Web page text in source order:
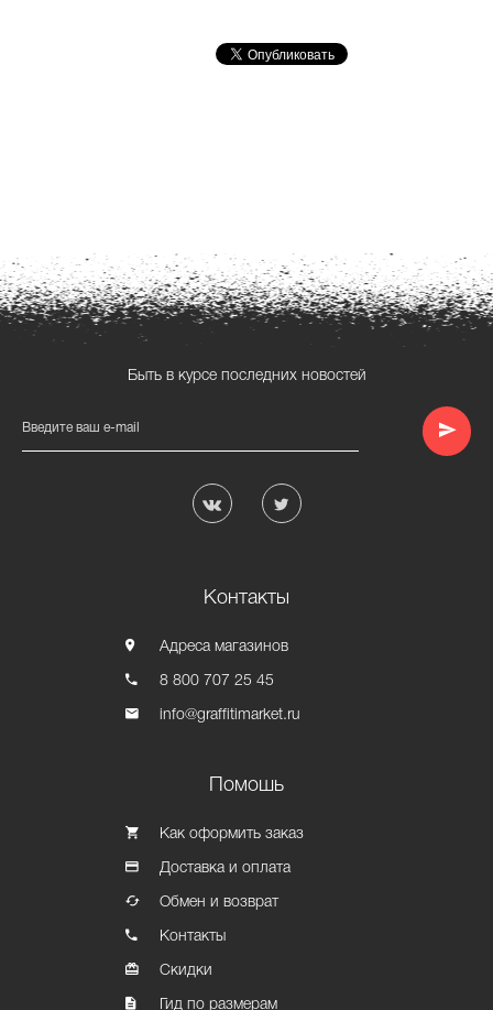
Быть в курсе последних новостей
Введите ваш e-mail
Контакты
Адреса магазинов
8 800 707 25 45
info@graffitimarket.ru
Помошь
Как оформить заказ
Доставка и оплата
Обмен и возврат
Контакты
Скидки
Гид по размерам